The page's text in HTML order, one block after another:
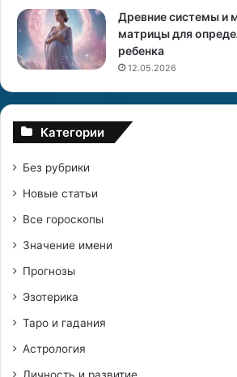
Древние системы и
матрицы для
ребенка
12.05.2026
Категории
Без рубрики
Новые статьи
Все гороскопы
Значение имени
Прогнозы
Эзотерика
Таро и гадания
Астрология
Личность и развитие